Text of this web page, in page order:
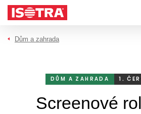
Přeskočit na obsah
Dům a zahrada
DŮM A ZAHRADA 1.
Screenové